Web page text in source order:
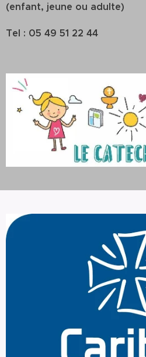
(enfant, jeune ou adulte)
Tel : 05 49 51 22 44